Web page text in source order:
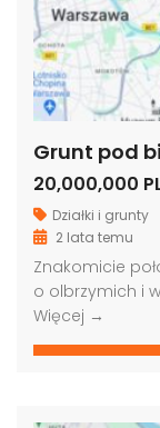
20,000,000
Działki i grunty
2 lata temu
Znakomicie
o olbrzymich i
Więcej →